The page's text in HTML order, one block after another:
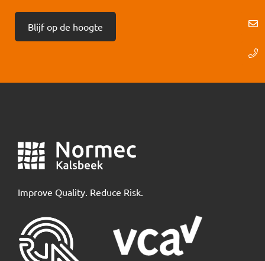
Blijf op de hoogte
Improve Quality. Reduce Risk.